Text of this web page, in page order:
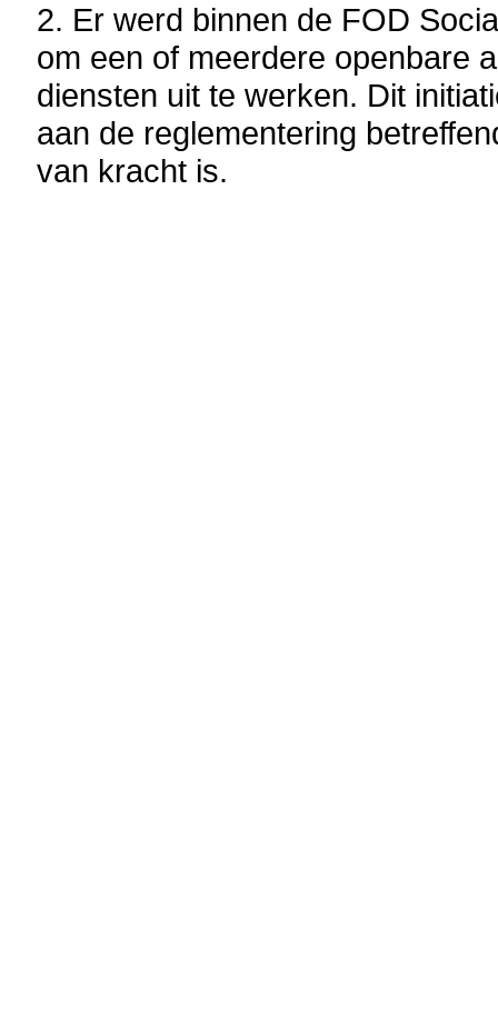
2. Er werd binnen de FOD
om een of meerdere openbare
diensten uit te werken. Dit
aan de reglementering
van kracht is.